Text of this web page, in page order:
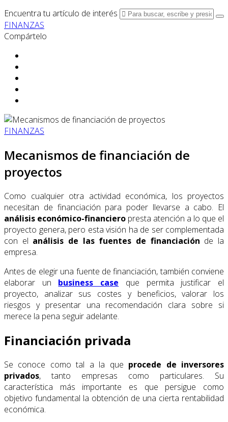
Encuentra tu artículo de interés
FINANZAS
Compártelo
FINANZAS
Mecanismos de financiación de
proyectos
Como cualquier otra actividad económica, los proyectos
necesitan de financiación para poder llevarse a cabo. El
análisis económico-financiero presta atención a lo que el
proyecto genera, pero esta visión ha de ser complementada
con el análisis de las fuentes de financiación de la
empresa.
Antes de elegir una fuente de financiación, también conviene
elaborar un business case que permita justificar el
proyecto, analizar sus costes y beneficios, valorar los
riesgos y presentar una recomendación clara sobre si
merece la pena seguir adelante.
Financiación privada
Se conoce como tal a la que procede de inversores
privados, tanto empresas como particulares. Su
característica más importante es que persigue como
objetivo fundamental la obtención de una cierta rentabilidad
económica.